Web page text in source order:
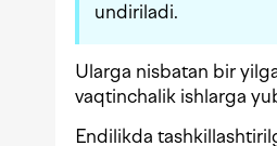
undiriladi.
Ularga nisbatan bir
vaqtinchalik ishlarga
Endilikda